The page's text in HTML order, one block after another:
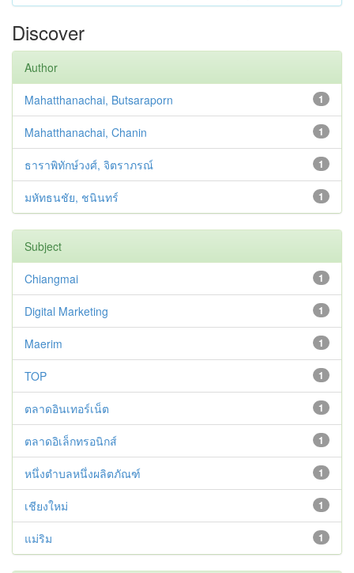
Discover
Author
1
Mahatthanachai, Butsaraporn
1
Mahatthanachai, Chanin
1
ธาราพิทักษ์วงศ์, จิตราภรณ์
1
มหัทธนชัย, ชนินทร์
Subject
1
Chiangmai
1
Digital Marketing
1
Maerim
1
TOP
1
ตลาดอินเทอร์เน็ต
1
ตลาดอิเล็กทรอนิกส์
1
หนึ่งตำบลหนึ่งผลิตภัณฑ์
1
เชียงใหม่
1
แม่ริม